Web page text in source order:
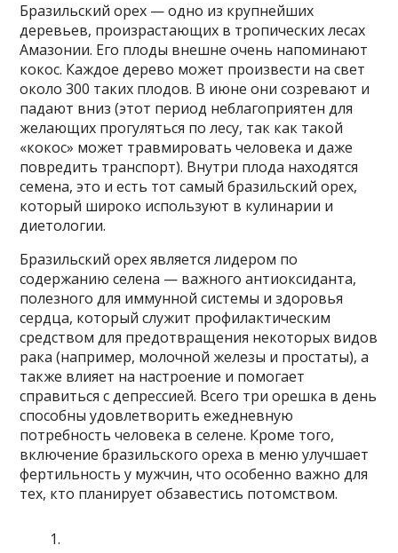
Бразильский орех — одно из крупнейших
деревьев, произрастающих в тропических лесах
Амазонии. Его плоды внешне очень напоминают
кокос. Каждое дерево может произвести на свет
около 300 таких плодов. В июне они созревают и
падают вниз (этот период неблагоприятен для
желающих прогуляться по лесу, так как такой
«кокос» может травмировать человека и даже
повредить транспорт). Внутри плода находятся
семена, это и есть тот самый бразильский орех,
который широко используют в кулинарии и
диетологии.
Бразильский орех является лидером по
содержанию селена — важного антиоксиданта,
полезного для иммунной системы и здоровья
сердца, который служит профилактическим
средством для предотвращения некоторых видов
рака (например, молочной железы и простаты), а
также влияет на настроение и помогает
справиться с депрессией. Всего три орешка в день
способны удовлетворить ежедневную
потребность человека в селене. Кроме того,
включение бразильского ореха в меню улучшает
фертильность у мужчин, что особенно важно для
тех, кто планирует обзавестись потомством.